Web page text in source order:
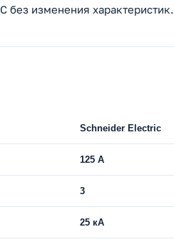
без изменения характеристик.
Schneider Electric
125 A
3
25 кА